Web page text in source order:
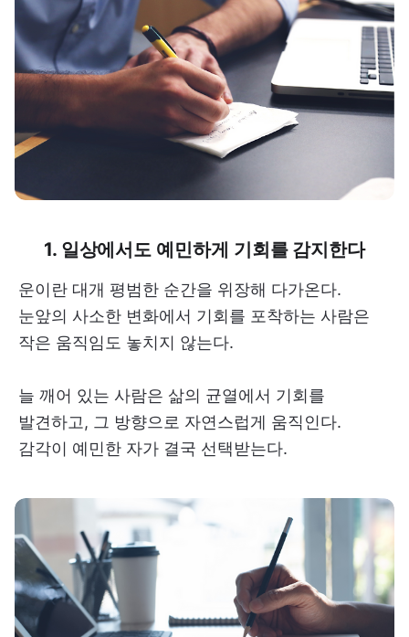
1. 일상에서도 예민하게 기회를 감지한다
운이란 대개 평범한 순간을 위장해 다가온다.
눈앞의 사소한 변화에서 기회를 포착하는 사람은
작은 움직임도 놓치지 않는다.
늘 깨어 있는 사람은 삶의 균열에서 기회를
발견하고, 그 방향으로 자연스럽게 움직인다.
감각이 예민한 자가 결국 선택받는다.